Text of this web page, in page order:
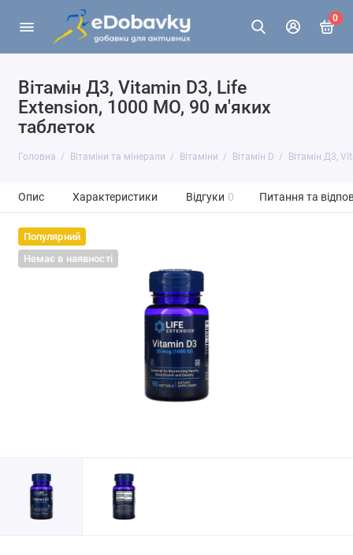
0
Вітамін Д3, Vitamin D3, Life
Extension, 1000 МО, 90 м'яких
таблеток
Головна Вітаміни та мінерали Вітаміни Вітамін D Вітамін Д3,
Опис Характеристики Відгуки 0 Питання та
Популярний
Немає в наявності